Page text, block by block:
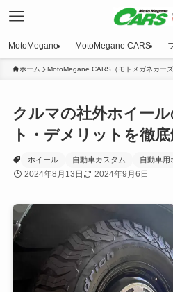
MotoMegane MotoMegane CARS
ホーム MotoMegane CARS（モトメガネカー
クルマの社外ホイー
ト・デメリットを徹
ホイール 自動車カスタム 自動車用
2024年8月13日 2024年9月6日